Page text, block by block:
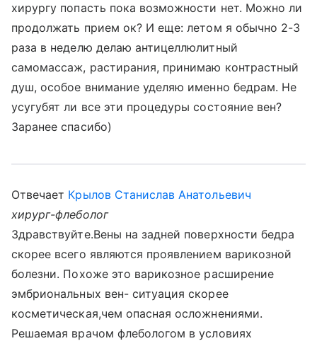
хирургу попасть пока возможности нет. Можно ли
продолжать прием ок? И еще: летом я обычно 2-3
раза в неделю делаю антицеллюлитный
самомассаж, растирания, принимаю контрастный
душ, особое внимание уделяю именно бедрам. Не
усугубят ли все эти процедуры состояние вен?
Заранее спасибо)
Отвечает Крылов Станислав Анатольевич
хирург-флеболог
Здравствуйте.Вены на задней поверхности бедра
скорее всего являются проявлением варикозной
болезни. Похоже это варикозное расширение
эмбриональных вен- ситуация скорее
косметическая,чем опасная осложнениями.
Решаемая врачом флебологом в условиях